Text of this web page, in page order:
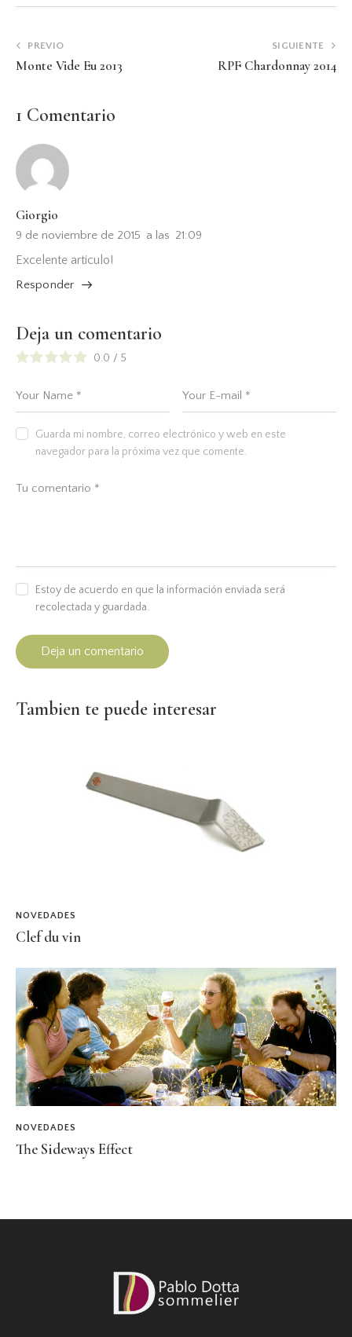
PREVIO
Monte Vide Eu 2013
SIGUIENTE
RPF Chardonnay 2014
1 Comentario
Giorgio
9 de noviembre de 2015 a las 21:09
Excelente articulo!
Responder
Deja un comentario
0.0 / 5
Guarda mi nombre, correo electrónico y web en este
navegador para la próxima vez que comente.
Estoy de acuerdo en que la información enviada será
recolectada y guardada.
Tambien te puede interesar
NOVEDADES
Clef du vin
NOVEDADES
The Sideways Effect